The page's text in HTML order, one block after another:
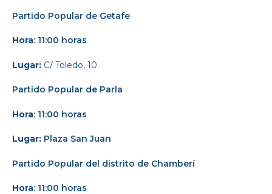
Partido Popular de Getafe
Hora: 11:00 horas
Lugar: C/ Toledo, 10.
Partido Popular de Parla
Hora: 11:00 horas
Lugar: Plaza San Juan
Partido Popular del distrito de Chamberí
Hora: 11:00 horas